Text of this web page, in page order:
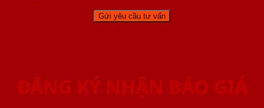
ĐĂNG KÝ NHẬN BÁO GIÁ